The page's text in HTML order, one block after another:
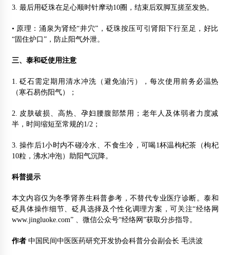
3. 最后用砭珠在足心顺时针摩动10圈，结束后双脚互搓至发热。
• 原理：涌泉为肾经“井穴”，砭珠按压可引肾阳下行至足，好比
“固住炉口”，防止阳气外泄。
三、泰和砭使用注意
1. 砭石需定期用清水冲洗（避免油污），每次使用前务必温热
（寒石易伤阳气）；
2. 皮肤破损、高热、孕妇腰腹部禁用；老年人及体弱者力度减
半，时间缩短至常规的1/2；
3. 操作后1小时内不碰冷水、不食生冷，可喝1杯温枸杞茶（枸杞
10粒，沸水冲泡）助阳气沉降。
科普提示
本文内容仅为冬季肾养生科普参考，不替代专业医疗诊断。泰和
砭具体操作细节、砭具选择及个性化调理方案，可关注“经络网
www.jingluoke.com” 、微信公众号“经络网”获取分步指导。
作者中国民间中医医药研究开发协会科普分会副会长 毛洪波